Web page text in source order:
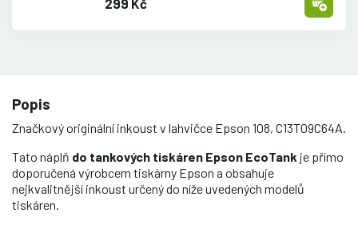
299 Kč
Popis
Značkový originální inkoust v lahvičce Epson 108, C13T09C64A.
Tato náplň do tankových tiskáren Epson EcoTank je přímo
doporučená výrobcem tiskárny Epson a obsahuje
nejkvalitnější inkoust určený do níže uvedených modelů
tiskáren.